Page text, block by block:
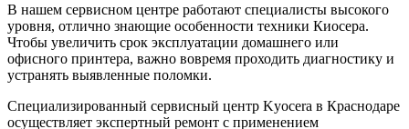
В нашем сервисном центре работают специалисты высокого
уровня, отлично знающие особенности техники Киосера.
Чтобы увеличить срок эксплуатации домашнего или
офисного принтера, важно вовремя проходить диагностику и
устранять выявленные поломки.
Специализированный сервисный центр Kyocera в Краснодаре
осуществляет экспертный ремонт с применением